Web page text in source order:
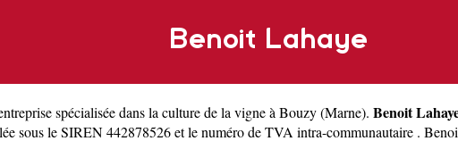
Benoit Lahaye
spécialisée dans la culture de la vigne à Bouzy(Marne). Benoit
sous le SIREN 442878526 et le numéro de TVA intra-communautaire .